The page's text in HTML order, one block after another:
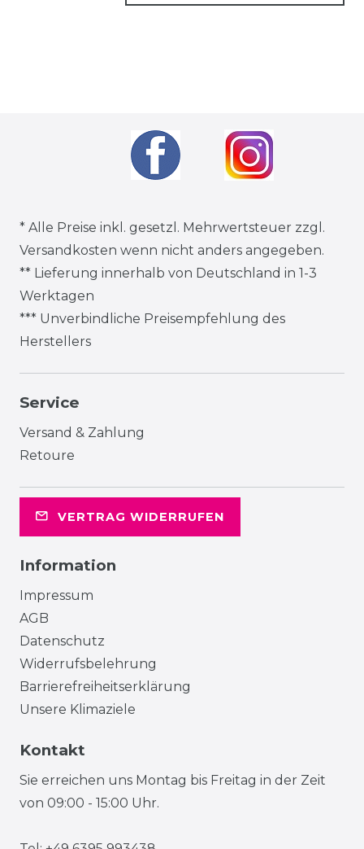
* Alle Preise inkl. gesetzl. Mehrwertsteuer zzgl.
Versandkosten wenn nicht anders angegeben.
** Lieferung innerhalb von Deutschland in 1-3
Werktagen
*** Unverbindliche Preisempfehlung des
Herstellers
Service
Versand & Zahlung
Retoure
VERTRAG WIDERRUFEN
Information
Impressum
AGB
Datenschutz
Widerrufsbelehrung
Barrierefreiheitserklärung
Unsere Klimaziele
Kontakt
Sie erreichen uns Montag bis Freitag in der Zeit
von 09:00 - 15:00 Uhr.